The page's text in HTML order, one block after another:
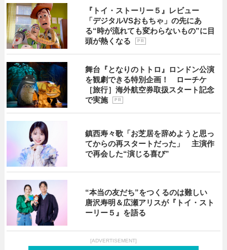
『トイ・ストーリー５』レビュー
「デジタルVSおもちゃ」の先にあ
る“時が流れても変わらないもの”に目
頭が熱くなる
P R
舞台『となりのトトロ』ロンドン公演
を観劇できる特別企画！ ローチケ
［旅行］海外航空券取扱スタート記念
で実施
P R
鎮西寿々歌「お芝居を辞めようと思っ
てからの再スタートだった」 主演作
で再会した“演じる喜び”
“本当の友だち”をつくるのは難しい
唐沢寿明＆広瀬アリスが『トイ・スト
ーリー５』を語る
[ADVERTISEMENT]